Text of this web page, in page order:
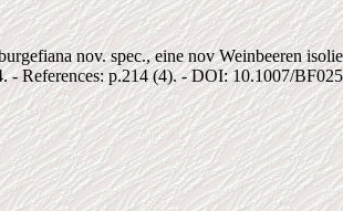
nov. spec., eine nov Weinbeeren
- References: p.214 (4). - DOI: 10.1007/